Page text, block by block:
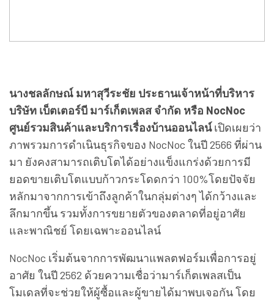
นางชลลักษณ์ มหาสุวีระชัย ประธานเจ้าหน้าที่บริหาร
บริษัท เบ็ตเตอร์บี มาร์เก็ตเพลส จำกัด หรือ NocNoc
ศูนย์รวมสินค้าและบริการเรื่องบ้านออนไลน์เปิดเผยว่า
ภาพรวมการดำเนินธุรกิจของ NocNoc ในปี 2566 ที่ผ่าน
มา ยังคงสามารถเติบโตได้อย่างแข็งแกร่งด้วยการมี
ยอดขายเติบโตแบบก้าวกระโดดกว่า 100%โดยปัจจัย
หลักมาจากการเข้าถึงลูกค้าในกลุ่มต่างๆ ได้กว้างและ
ลึกมากขึ้น รวมทั้งการขยายตัวของตลาดที่อยู่อาศัย
และพาณิชย์ โดยเฉพาะออนไลน์
NocNoc เริ่มต้นจากการพัฒนาแพลตฟอร์มเพื่อการอยู่
อาศัย ในปี 2562 ด้วยความเชื่อว่ามาร์เก็ตเพลสเป็น
โมเดลที่จะช่วยให้ผู้ซื้อและผู้ขายได้มาพบเจอกัน โดย